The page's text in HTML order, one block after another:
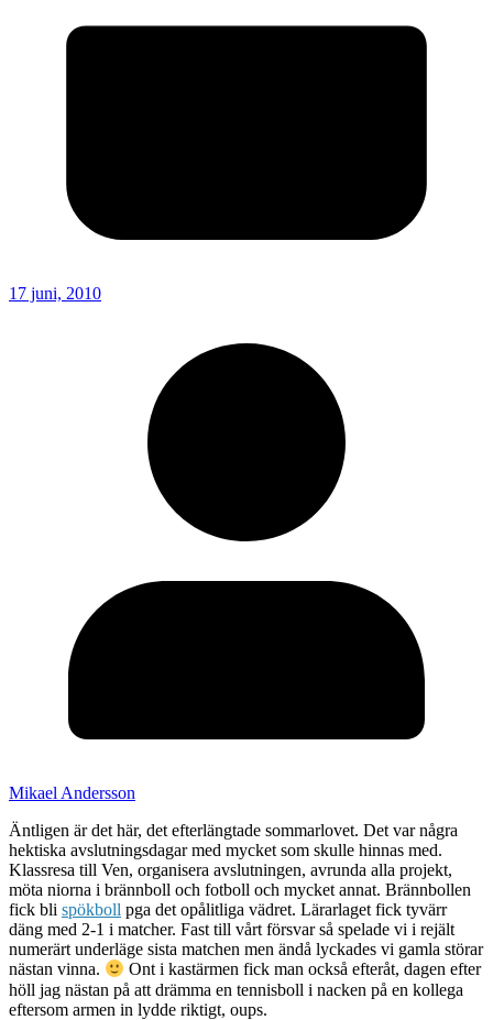
17 juni, 2010
Mikael Andersson
Äntligen är det här, det efterlängtade sommarlovet. Det var några
hektiska avslutningsdagar med mycket som skulle hinnas med.
Klassresa till Ven, organisera avslutningen, avrunda alla projekt,
möta niorna i brännboll och fotboll och mycket annat. Brännbollen
fick bli spökboll pga det opålitliga vädret. Lärarlaget fick tyvärr
däng med 2-1 i matcher. Fast till vårt försvar så spelade vi i rejält
numerärt underläge sista matchen men ändå lyckades vi gamla störar
nästan vinna.
Ont i kastärmen fick man också efteråt, dagen efter
höll jag nästan på att drämma en tennisboll i nacken på en kollega
eftersom armen in lydde riktigt, oups.